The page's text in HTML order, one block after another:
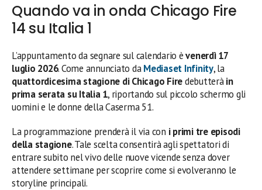
Quando va in onda Chicago Fire
14 su Italia 1
L’appuntamento da segnare sul calendario èvenerdì 17
luglio 2026. Come annunciato daMediaset Infinity, la
quattordicesima stagione di Chicago Firedebutteràin
prima serata su Italia 1, riportando sul piccolo schermo gli
uomini e le donne della Caserma 51.
La programmazione prenderà il via con i primi tre episodi
della stagione. Tale scelta consentirà agli spettatori di
entrare subito nel vivo delle nuove vicende senza dover
attendere settimane per scoprire come si evolveranno le
storyline principali.